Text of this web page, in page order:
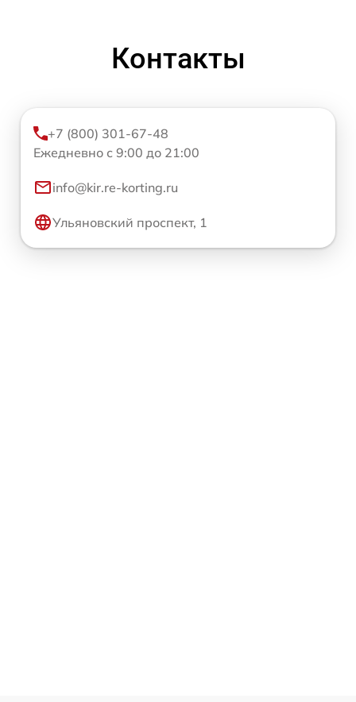
Контакты
+7 (800) 301-67-48
Ежедневно с 9:00 до 21:00
info@kir.re-korting.ru
Ульяновский проспект, 1